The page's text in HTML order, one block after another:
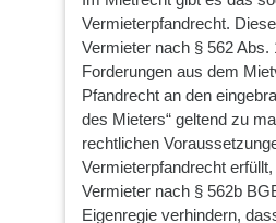
Vermieterpfandrecht.
Vermieter nach § 562 Abs.
Forderungen aus dem
Pfandrecht an den
des Mieters“ geltend zu
rechtlichen
Vermieterpfandrecht
Vermieter nach § 562b
Eigenregie verhindern,